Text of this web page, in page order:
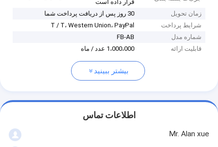
قرار داده است
زمان تحویل
30 روز پس از دریافت پرداخت شما
شرایط پرداخت
T / T، Western Union، PayPal
شماره مدل
FB-AB
قابلیت ارائه
1،000،000 عدد / ماه
بیشتر ببینید
اطلاعات تماس
Mr. Alan xue